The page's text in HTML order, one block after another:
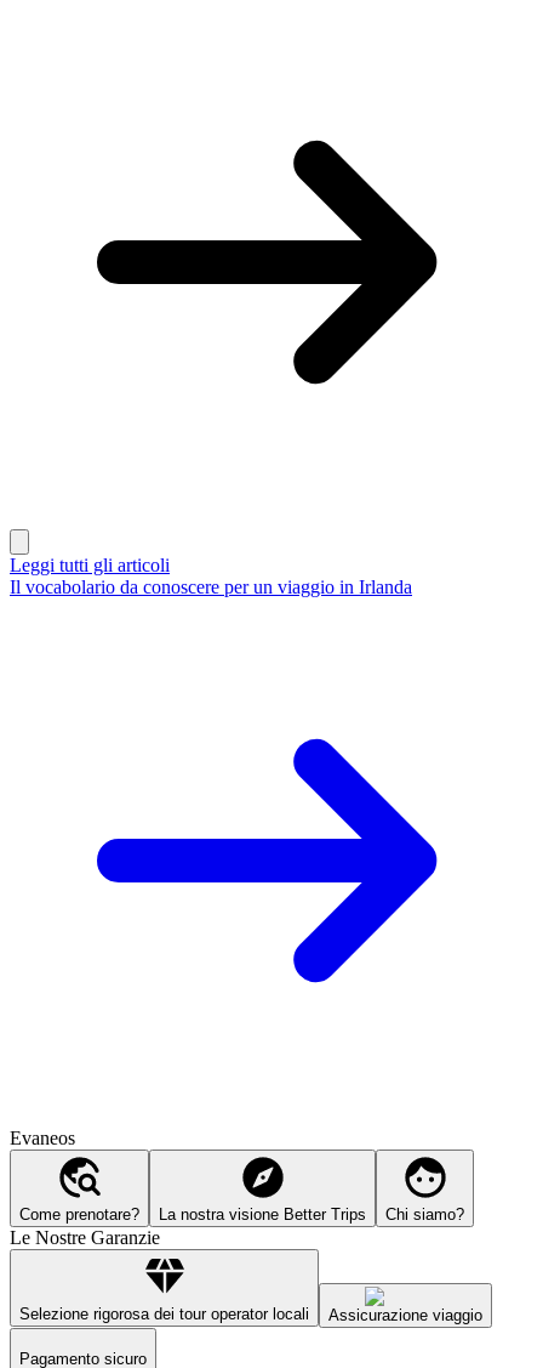
Leggi tutti gli articoli
Il vocabolario da conoscere per un viaggio in Irlanda
Evaneos
Come prenotare? La nostra visione Better Trips Chi siamo?
Le Nostre Garanzie
Selezione rigorosa dei tour operator locali Assicurazione viaggio
Pagamento sicuro